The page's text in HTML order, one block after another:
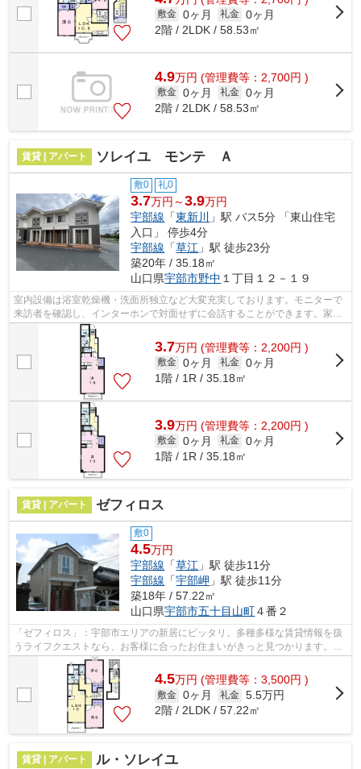
敷金 0ヶ月 礼金 0ヶ月
2階 / 2LDK / 58.53㎡
4.9万円 (管理費等：2,700円 )
敷金 0ヶ月 礼金 0ヶ月
2階 / 2LDK / 58.53㎡
賃貸 | アパート ソレイユ モンテ Ａ
敷0 礼0
3.7万円～3.9万円
宇部線 「東新川
」駅 バス5分 「東山住宅
入口」 停歩4分
宇部線 「草江 」駅 徒歩23分
築20年 / 35.18㎡
山口県宇部市野中 １丁目１２－１９
室内設備は浴室乾燥機・洗面所独立など大変充実しております。モニターで
来訪者を確認し、インターホンで対面せずに会話することができます。家賃
5万円以下の物件です。バストイレ別な...
3.7万円 (管理費等：2,200円 )
敷金 0ヶ月 礼金 0ヶ月
1階 / 1R / 35.18㎡
3.9万円 (管理費等：2,200円 )
敷金 0ヶ月 礼金 0ヶ月
1階 / 1R / 35.18㎡
賃貸 | アパート ゼフィロス
敷0
4.5万円
宇部線 「草江 」駅 徒歩11分
宇部線 「宇部岬 」駅 徒歩11分
築18年 / 57.22㎡
山口県宇部市五十目山町４番２
「ゼフィロス」：宇部市エリアの新居にピッタリ。多種多様な賃貸情報を扱
うライフクエストなら、お客様に合ったお住まいがきっと見つかります。お
電話0836-39-8886からご連絡お待ちし...
4.5万円 (管理費等：3,500円 )
敷金 0ヶ月 礼金 5.5万円
2階 / 2LDK / 57.22㎡
賃貸 | アパート ル・ソレイユ